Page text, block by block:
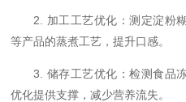
2. 加工工艺优化：测定淀粉
等产品的蒸煮工艺，提升口感。
3. 储存工艺优化：检测食品
优化提供支撑，减少营养流失。